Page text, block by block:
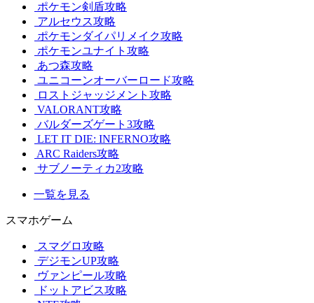
ポケモン剣盾攻略
アルセウス攻略
ポケモンダイパリメイク攻略
ポケモンユナイト攻略
あつ森攻略
ユニコーンオーバーロード攻略
ロストジャッジメント攻略
VALORANT攻略
バルダーズゲート3攻略
LET IT DIE: INFERNO攻略
ARC Raiders攻略
サブノーティカ2攻略
一覧を見る
スマホゲーム
スマグロ攻略
デジモンUP攻略
ヴァンピール攻略
ドットアビス攻略